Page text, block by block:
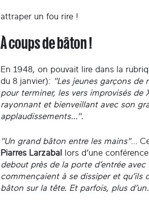
attraper un fou rire !
À coups de bâton !
En 1948, on pouvait lire dans la
du 8 janvier): "Les jeunes garçons
pour terminer, les vers improvisés de
rayonnant et bienveillant avec son
applaudissements…".
"Un grand bâton entre les mains"…
Piarres Larzabal
lors d’une
debout près de la porte d’entrée
commençaient à se dissiper et
bâton sur la tête. Et parfois, plus